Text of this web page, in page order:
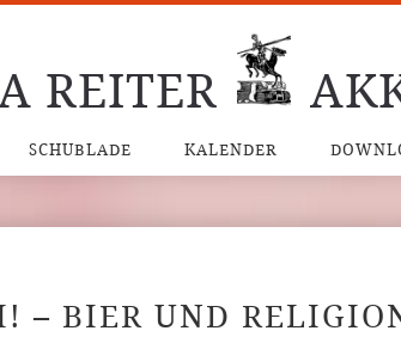
REITER
SCHUBLADE KALENDER
– BIER UND